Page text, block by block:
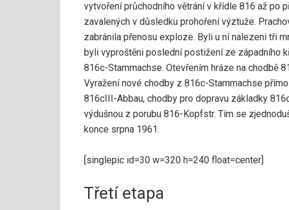
vytvoření průchodního větrání v křídle 816 až po
zavalených v důsledku prohoření výztuže.
zabránila přenosu exploze. Byli u ní nalezeni tři
byli vyproštěni poslední postižení ze západního
816c-Stammachse. Otevřením hráze na chodbě
Vyražení nové chodby z 816c-Stammachse
816cIII-Abbau, chodby pro dopravu základky
výdušnou z porubu 816-Kopfstr. Tím se
konce srpna 1961.
[singlepic id=30 w=320 h=240 float=center]
Třetí etapa